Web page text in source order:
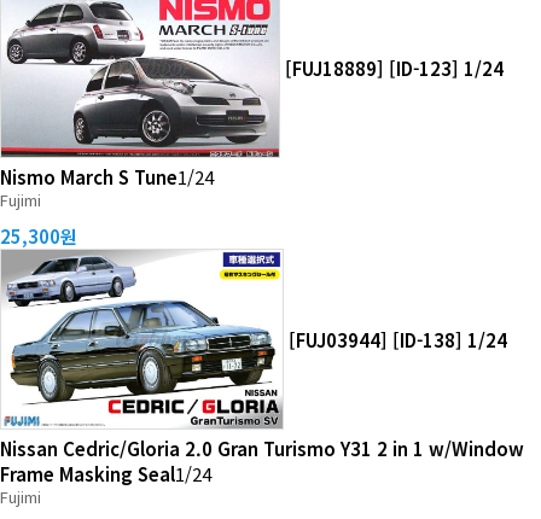
[FUJ18889] [ID-123] 1/24
Nismo March S Tune1/24
Fujimi
25,300원
[FUJ03944] [ID-138] 1/24
Nissan Cedric/Gloria 2.0 Gran Turismo Y31 2 in 1 w/Window
Frame Masking Seal1/24
Fujimi